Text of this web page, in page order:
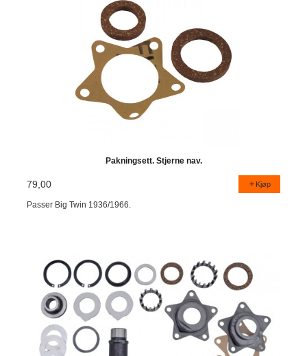
Pakningsett. Stjerne nav.
79,00 Kjøp
Passer Big Twin 1936/1966.